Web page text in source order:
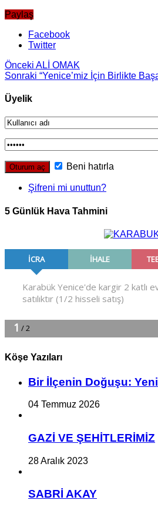
Paylaş
Facebook
Twitter
Önceki ALİ OMAK
Sonraki “Yenice’miz İçin Birlikte
Üyelik
Beni hatırla
Şifreni mi unuttun?
5 Günlük Hava Tahmini
Köşe Yazıları
Bir İlçe­nin Do­ğu­şu:
04 Temmuz 2026
GAZİ VE ŞEHİTLERİMİZ
28 Aralık 2023
SABRİ AKAY